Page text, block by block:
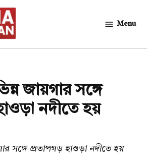
Menu
জায়গার সঙ্গে
নদীতে হয়
সঙ্গে প্রতাপগড় হাওড়া নদীতে হয়